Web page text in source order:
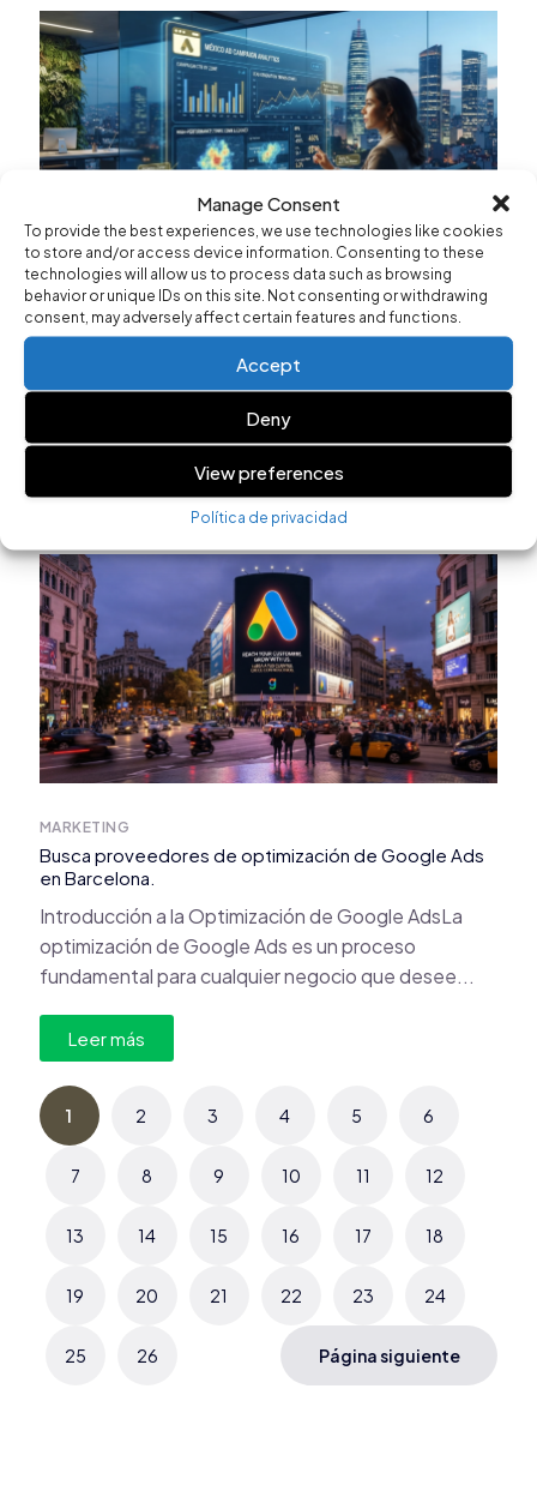
Manage Consent
To provide the best experiences, we use technologies like cookies
to store and/or access device information. Consenting to these
technologies will allow us to process data such as browsing
behavior or unique IDs on this site. Not consenting or withdrawing
consent, may adversely affect certain features and functions.
Accept
Deny
View preferences
Política de privacidad
MARKETING
¿Dónde puedo contratar un servicio de IA para
mejorar mis campañas publicitarias en México?
Introducción a los servicios de IAEn la era digital
Leer más
MARKETING
Busca proveedores de optimización de Google Ads
en Barcelona.
Introducción a la Optimización de Google AdsLa
optimización de Google Ads es un proceso
fundamental para cualquier negocio que desee...
Leer más
1 2 3 4 5 6
7 8 9 10 11 12
13 14 15 16 17 18
19 20 21 22 23 24
25 26 Página siguiente